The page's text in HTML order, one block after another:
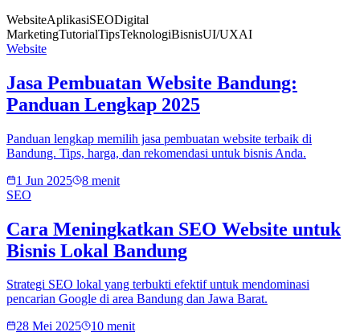
WebsiteAplikasiSEODigital
MarketingTutorialTipsTeknologiBisnisUI/UXAI
Website
Jasa Pembuatan Website Bandung:
Panduan Lengkap 2025
Panduan lengkap memilih jasa pembuatan website terbaik di
Bandung. Tips, harga, dan rekomendasi untuk bisnis Anda.
1 Jun 2025
8 menit
SEO
Cara Meningkatkan SEO Website untuk
Bisnis Lokal Bandung
Strategi SEO lokal yang terbukti efektif untuk mendominasi
pencarian Google di area Bandung dan Jawa Barat.
28 Mei 2025
10 menit